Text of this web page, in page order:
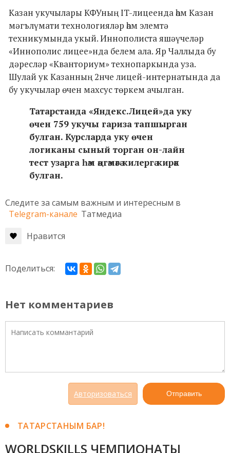
Казан укучылары КФУның IT-лицеенда һәм Казан
мәгълүмати технологияләр һәм элемтә
техникумында укый. Иннополиста яшәүчеләр
«Иннополис лицее»нда белем ала. Яр Чаллыда бу
дәресләр «Кванториум» технопаркында уза.
Шулай ук Казанның 2нче лицей-интернатында да
бу укучылар өчен махсус төркем ачылган.
Татарстанда «Яндекс.Лицей»да уку
өчен 759 укучы гариза тапшырган
булган. Курсларда уку өчен
логиканы сыный торган он-лайн
тест узарга һәм әңгәмәгә килергә кирәк
булган.
Следите за самым важным и интересным в
Telegram-канале Татмедиа
Нравится
Поделиться:
Нет комментариев
Авторизоваться Отправить
ТАТАРСТАНЫМ БАР!
WORLDSKILLS ЧЕМПИОНАТЫ